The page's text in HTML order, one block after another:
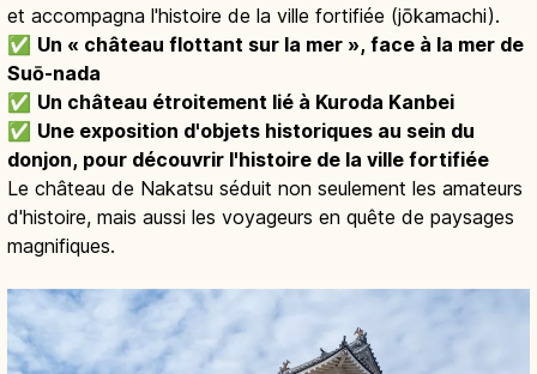
et accompagna l'histoire de la ville fortifiée (jōkamachi).
✅ Un « château flottant sur la mer », face à la mer de
Suō-nada
✅ Un château étroitement lié à Kuroda Kanbei
✅ Une exposition d'objets historiques au sein du
donjon, pour découvrir l'histoire de la ville fortifiée
Le château de Nakatsu séduit non seulement les amateurs
d'histoire, mais aussi les voyageurs en quête de paysages
magnifiques.